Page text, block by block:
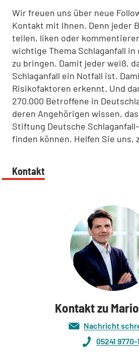
Wir freuen uns über neue
Kontakt mit Ihnen. Denn jeder
teilen, liken oder
wichtige Thema Schlaganfall
zu bringen. Damit jeder weiß,
Schlaganfall ein Notfall ist.
Risikofaktoren erkennt. Und
270.000 Betroffene in
deren Angehörigen wissen,
Stiftung Deutsche
finden können. Helfen Sie uns,
Kontakt
Kontakt zu
Nachricht
05241 9770-